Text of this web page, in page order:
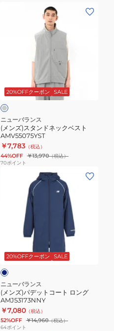
ネ
ッ
ク
ベ
ス
ト
AMV55075YST
20%OFFクーポン SALE
ニューバランス
(メンズ)スタンドネックベスト
AMV55075YST
￥7,783 （税込）
44%OFF ￥13,970（税込）
70ポイント
コ
ー
ト
ロ
ン
グ
AMJ53173NNY
20%OFFクーポン SALE
ニューバランス
(メンズ)パデットコート ロング
AMJ53173NNY
￥7,080 （税込）
52%OFF ￥14,960（税込）
64ポイント